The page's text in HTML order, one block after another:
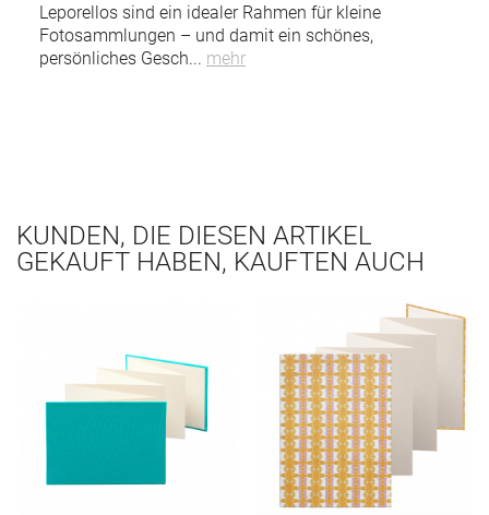
Leporellos sind ein idealer Rahmen für kleine
Fotosammlungen – und damit ein schönes,
persönliches Gesch... mehr
KUNDEN, DIE DIESEN ARTIKEL
GEKAUFT HABEN, KAUFTEN AUCH